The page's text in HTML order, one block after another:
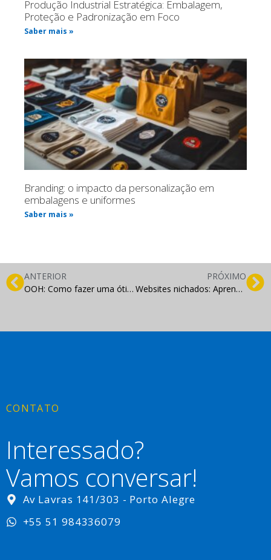
Produção Industrial Estratégica: Embalagem,
Proteção e Padronização em Foco
Saber mais »
Branding: o impacto da personalização em
embalagens e uniformes
Saber mais »
ANTERIOR
OOH: Como fazer uma ótima campanha para lançamento de produtos
PRÓXIMO
Websites nichados: Aprenda a adaptar a visão para o seu cliente
CONTATO
Interessado?
Vamos conversar!
Av Lavras 141/303 - Porto Alegre
+55 51 984336079